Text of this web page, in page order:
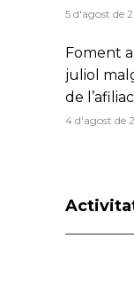
5 d'agost de
Foment
juliol
de
4 d'agost de